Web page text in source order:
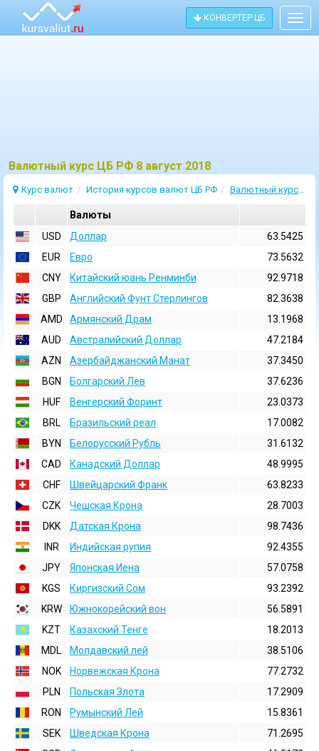
КОНВЕРТЕР ЦБ
Bалютный курс ЦБ РФ 8 август 2018
Курс валют История курсов валют ЦБ РФ Валютный курс 8 Август 2018
Валюты
USD
Доллар
63.5425
EUR
Евро
73.5632
CNY
Китайский юань Ренминби
92.9718
GBP
Английский Фунт Стерлингов
82.3638
AMD
Армянский Драм
13.1968
AUD
Австралийский Доллар
47.2184
AZN
Азербайджанский Манат
37.3450
BGN
Болгарский Лев
37.6236
HUF
Венгерский Форинт
23.0373
BRL
Бразильский реал
17.0082
BYN
Белорусский Рубль
31.6132
CAD
Канадский Доллар
48.9995
CHF
Швейцарский Франк
63.8233
CZK
Чешская Крона
28.7003
DKK
Датская Крона
98.7436
INR
Индийская pупия
92.4355
JPY
Японская Иена
57.0758
KGS
Киргизский Сом
93.2392
KRW
Южнокорейский вон
56.5891
KZT
Казахский Тенге
18.2013
MDL
Молдавский лей
38.5106
NOK
Норвежская Крона
77.2732
PLN
Польская Злота
17.2909
RON
Румынский Лей
15.8361
SEK
Шведская Крона
71.2695